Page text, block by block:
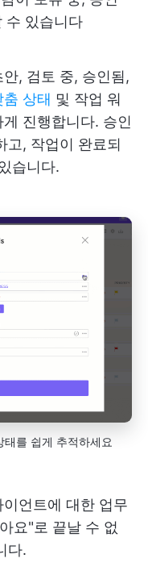
수 있습니다
, 검토 중, 승인됨,
상태 및 작업 워
진행합니다. 승인
고, 작업이 완료되
습니다.
를 쉽게 추적하세요
언트에 대한 업무
요"로 끝날 수 없
다.